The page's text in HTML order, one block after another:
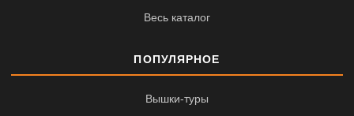
Весь каталог
ПОПУЛЯРНОЕ
Вышки-туры